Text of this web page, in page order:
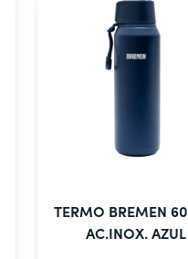
TERMO BREMEN
AC.INOX. AZUL